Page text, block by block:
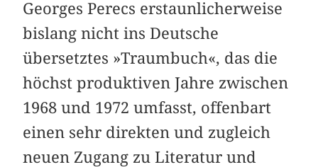
Georges Perecs erstaunlicherweise
bislang nicht ins Deutsche
übersetztes »Traumbuch«, das die
höchst produktiven Jahre zwischen
1968 und 1972 umfasst, offenbart
einen sehr direkten und zugleich
neuen Zugang zu Literatur und